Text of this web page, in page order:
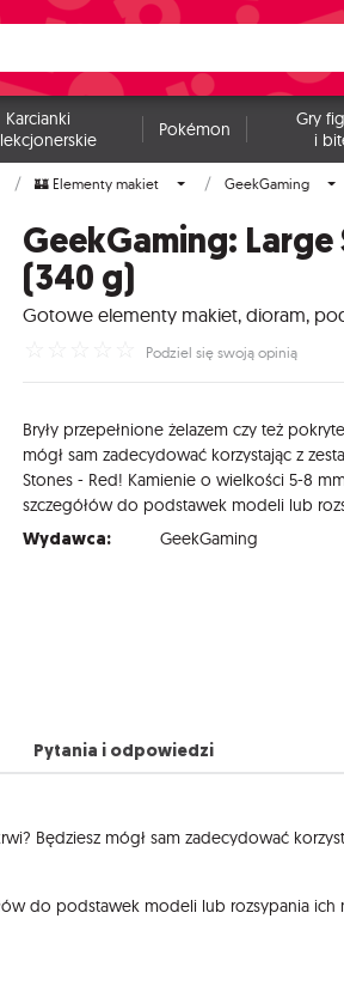
Karcianki
Pokémon
Gry
i
🏰 Elementy makiet GeekGaming
GeekGaming: Large
(340 g)
Gotowe elementy makiet, dioram,
Podziel się swoją opinią
Bryły przepełnione żelazem czy też pokryte
mógł sam zadecydować korzystając z
Stones - Red! Kamienie o wielkości 5-8
szczegółów do podstawek modeli lub
Wydawca: GeekGaming
Pytania i odpowiedzi
Będziesz mógł sam zadecydować
do podstawek modeli lub rozsypania ich